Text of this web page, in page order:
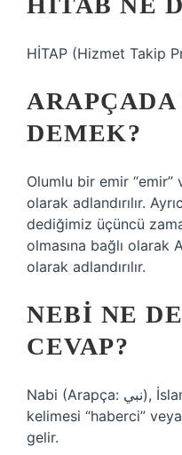
HİTAP (Hizmet Takip
DEMEK?
Olumlu bir emir “emir”
olarak adlandırılır.
dediğimiz üçüncü
olmasına bağlı olarak
olarak adlandırılır.
NEBI NE
CEVAP?
Nabi (Arapça: نبي), İslami bir dini terim. Nabi
kelimesi “haberci” veya
gelir.